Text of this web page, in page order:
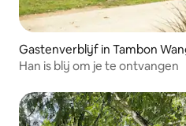
Gastenverblijf in Tambon
Han is blij om je te ontvangen